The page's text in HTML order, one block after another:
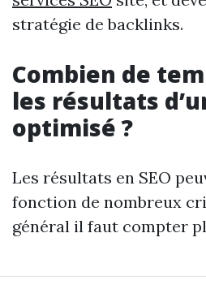
stratégie de backlinks.
Combien de
les résultats
optimisé ?
Les résultats en SEO
fonction de nombreux
général il faut compter